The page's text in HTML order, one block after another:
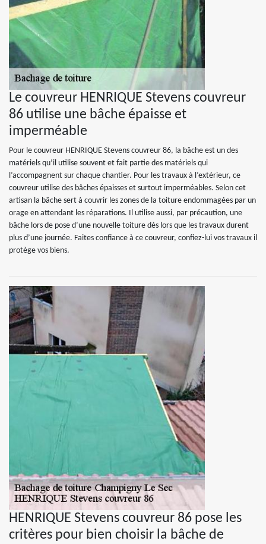
Le couvreur HENRIQUE Stevens couvreur
86 utilise une bâche épaisse et
imperméable
Pour le couvreur HENRIQUE Stevens couvreur 86, la bâche est un des
matériels qu’il utilise souvent et fait partie des matériels qui
l’accompagnent sur chaque chantier. Pour les travaux à l’extérieur, ce
couvreur utilise des bâches épaisses et surtout imperméables. Selon cet
artisan la bâche sert à couvrir les zones de la toiture endommagées par un
orage en attendant les réparations. Il utilise aussi, par précaution, une
bâche lors de pose d’une nouvelle toiture dès lors que les travaux durent
plus d’une journée. Faites confiance à ce couvreur, confiez-lui vos travaux il
protège vos biens.
HENRIQUE Stevens couvreur 86 pose les
critères pour bien choisir la bâche de